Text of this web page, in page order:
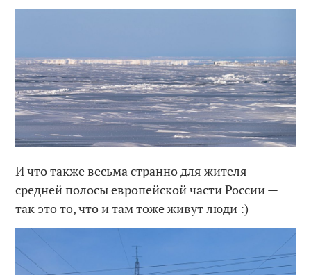
И что также весьма странно для жителя
средней полосы европейской части России —
так это то, что и там тоже живут люди :)